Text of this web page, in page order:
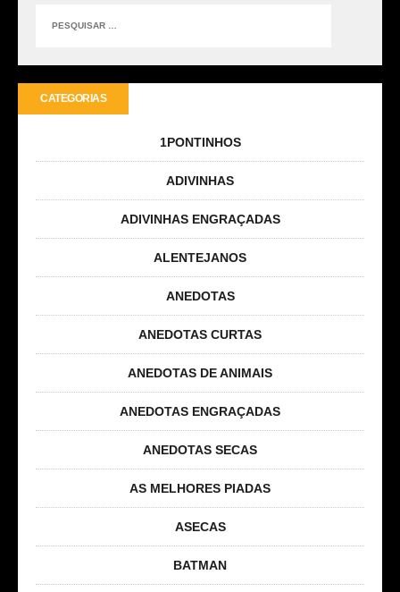
CATEGORIAS
1PONTINHOS
ADIVINHAS
ADIVINHAS ENGRAÇADAS
ALENTEJANOS
ANEDOTAS
ANEDOTAS CURTAS
ANEDOTAS DE ANIMAIS
ANEDOTAS ENGRAÇADAS
ANEDOTAS SECAS
AS MELHORES PIADAS
ASECAS
BATMAN